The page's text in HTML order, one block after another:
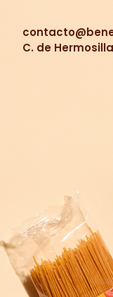
C. de